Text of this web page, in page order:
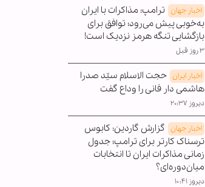
اخبار جهان ترامپ: مذاکرات با ایران
به‌خوبی پیش می‌رود؛ توافق برای
بازگشایی تنگه هرمز نزدیک است!
۳ روز قبل
اخبار ایران حجت الاسلام سیّد صدرا
هاشمی دار فانی را وداع گفت
دیروز ۲۰:۳۷
اخبار جهان گزارش گاردین: کابوس
ترسناک کارتر برای ترامپ؛ جدول
زمانی مذاکرات ایران تا انتخابات
میان‌دوره‌ای؟
دیروز ۱۰:۴۱